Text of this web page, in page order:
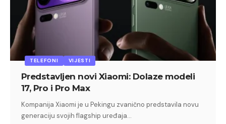
TELEFONI VIJESTI
Predstavljen novi Xiaomi: Dolaze modeli
17, Pro i Pro Max
Kompanija Xiaomi je u Pekingu zvanično predstavila novu
generaciju svojih flagship uređaja…